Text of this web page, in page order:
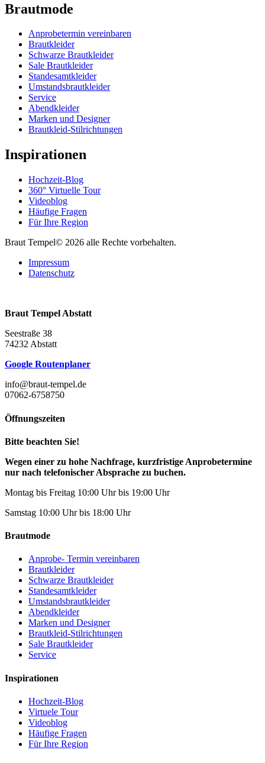
Brautmode
Anprobetermin vereinbaren
Brautkleider
Schwarze Brautkleider
Sale Brautkleider
Standesamtkleider
Umstandsbrautkleider
Service
Abendkleider
Marken und Designer
Brautkleid-Stilrichtungen
Inspirationen
Hochzeit-Blog
360° Virtuelle Tour
Videoblog
Häufige Fragen
Für Ihre Region
Braut Tempel© 2026 alle Rechte vorbehalten.
Impressum
Datenschutz
Braut Tempel Abstatt
Seestraße 38
74232 Abstatt
Google Routenplaner
info@braut-tempel.de
07062-6758750
Öffnungszeiten
Bitte beachten Sie!
Wegen einer zu hohe Nachfrage, kurzfristige Anprobetermine
nur nach telefonischer Absprache zu buchen.
Montag bis Freitag 10:00 Uhr bis 19:00 Uhr
Samstag 10:00 Uhr bis 18:00 Uhr
Brautmode
Anprobe- Termin vereinbaren
Brautkleider
Schwarze Brautkleider
Standesamtkleider
Umstandsbrautkleider
Abendkleider
Marken und Designer
Brautkleid-Stilrichtungen
Sale Brautkleider
Service
Inspirationen
Hochzeit-Blog
Virtuele Tour
Videoblog
Häufige Fragen
Für Ihre Region